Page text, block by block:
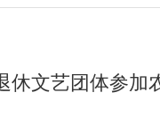
休文艺团体参加